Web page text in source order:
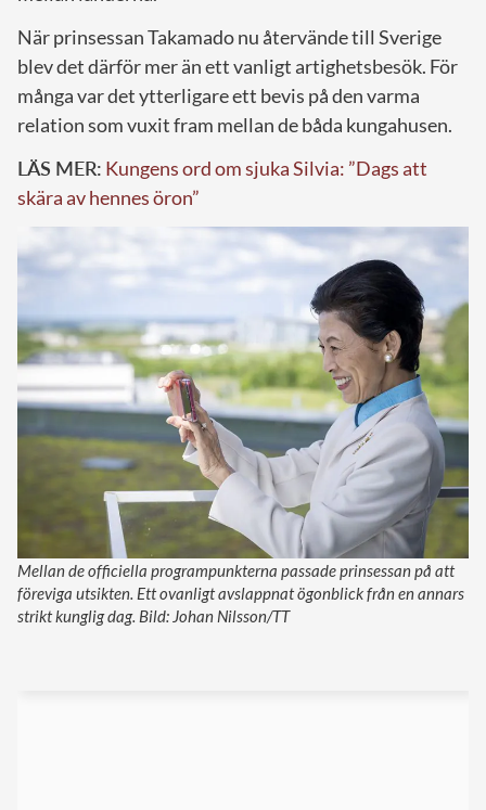
När prinsessan Takamado nu återvände till Sverige
blev det därför mer än ett vanligt artighetsbesök. För
många var det ytterligare ett bevis på den varma
relation som vuxit fram mellan de båda kungahusen.
LÄS MER: Kungens ord om sjuka Silvia: ”Dags att
skära av hennes öron”
Mellan de officiella programpunkterna passade prinsessan på att
föreviga utsikten. Ett ovanligt avslappnat ögonblick från en annars
strikt kunglig dag. Bild: Johan Nilsson/TT